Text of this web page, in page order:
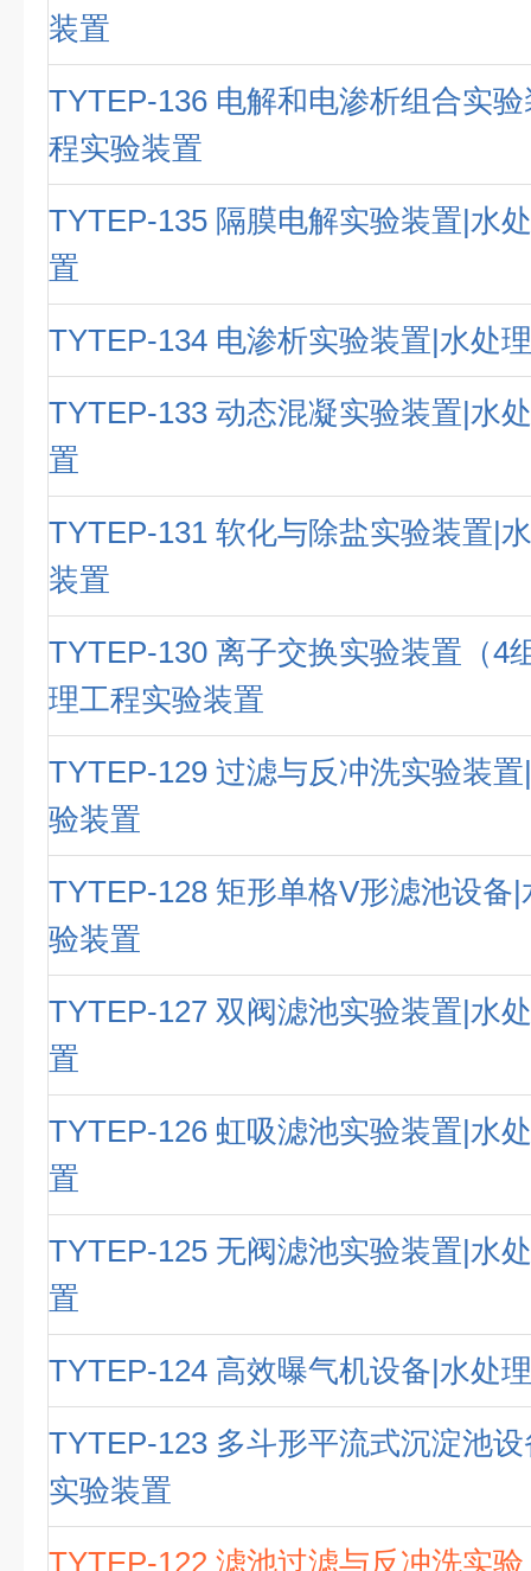
装置
TYTEP-136 电解和电渗析组合实
程实验装置
TYTEP-135 隔膜电解实验装置|水
置
TYTEP-134 电渗析实验装置|水处
TYTEP-133 动态混凝实验装置|水
置
TYTEP-131 软化与除盐实验装置|
装置
TYTEP-130 离子交换实验装置（4
理工程实验装置
TYTEP-129 过滤与反冲洗实验装
验装置
TYTEP-128 矩形单格V形滤池设备
验装置
TYTEP-127 双阀滤池实验装置|水
置
TYTEP-126 虹吸滤池实验装置|水
置
TYTEP-125 无阀滤池实验装置|水
置
TYTEP-124 高效曝气机设备|水处
TYTEP-123 多斗形平流式沉淀池
实验装置
TYTEP-122 滤池过滤与反冲洗实